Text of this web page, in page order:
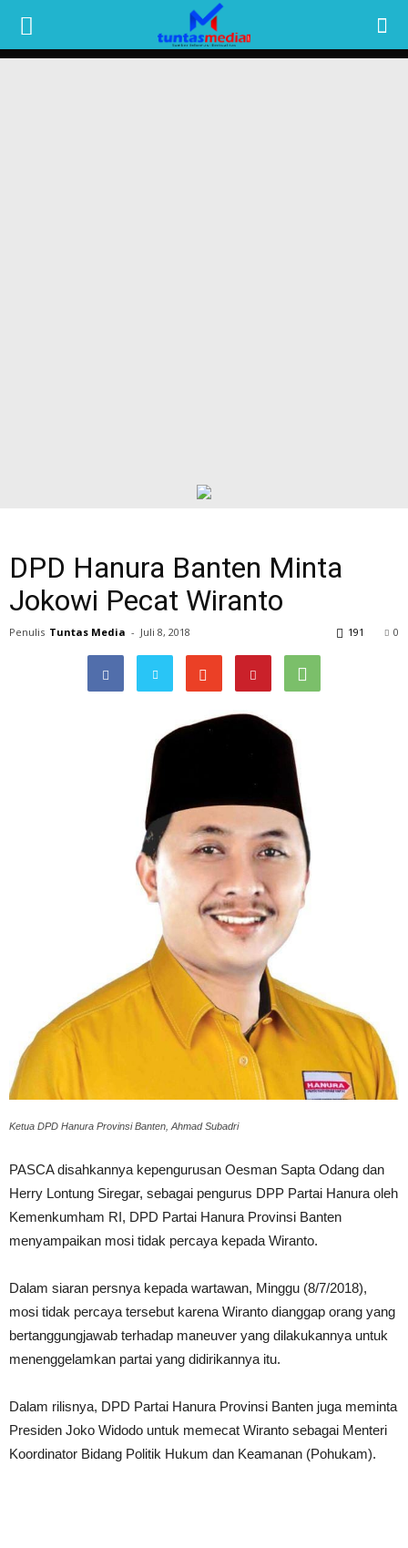
DPD Hanura Banten Minta
Jokowi Pecat Wiranto
Penulis Tuntas Media - Juli 8, 2018 0
191
Ketua DPD Hanura Provinsi Banten, Ahmad Subadri
PASCA disahkannya kepengurusan Oesman Sapta Odang dan
Herry Lontung Siregar, sebagai pengurus DPP Partai Hanura oleh
Kemenkumham RI, DPD Partai Hanura Provinsi Banten
menyampaikan mosi tidak percaya kepada Wiranto.
Dalam siaran persnya kepada wartawan, Minggu (8/7/2018),
mosi tidak percaya tersebut karena Wiranto dianggap orang yang
bertanggungjawab terhadap maneuver yang dilakukannya untuk
menenggelamkan partai yang didirikannya itu.
Dalam rilisnya, DPD Partai Hanura Provinsi Banten juga meminta
Presiden Joko Widodo untuk memecat Wiranto sebagai Menteri
Koordinator Bidang Politik Hukum dan Keamanan (Pohukam).